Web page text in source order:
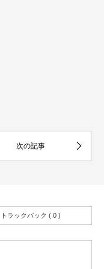
トラックバック ( 0 )